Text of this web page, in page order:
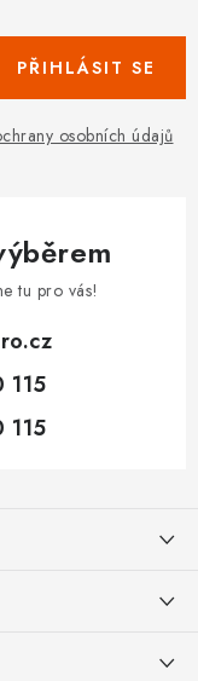
osobních údajů
PŘIHLÁSIT SE
tu pro vás!